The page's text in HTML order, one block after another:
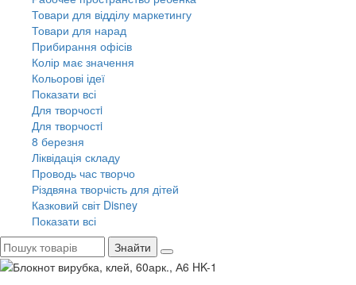
Товари для відділу маркетингу
Товари для нарад
Прибирання офісів
Колір має значення
Кольорові ідеї
Показати всі
Для творчостi
Для творчостi
8 березня
Ліквідація складу
Проводь час творчо
Різдвяна творчість для дітей
Казковий світ Disney
Показати всі
Знайти